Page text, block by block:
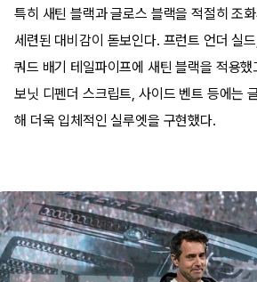
특히 새틴 블랙과 글로스 블랙을 적절히 조
세련된 대비감이 돋보인다. 프런트 언더 실
쿼드 배기 테일파이프에 새틴 블랙을 적용
보닛 디펜더 스크립트, 사이드 벤트 등에는
해 더욱 입체적인 실루엣을 구현했다.